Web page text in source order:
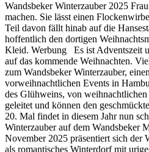
Wandsbeker Winterzauber 2025
machen. Sie lässt einen
Teil davon fällt hinab auf die
hoffentlich den dortigen
Kleid. Werbung Es ist Adventszeit
auf das kommende Weihnachten.
zum Wandsbeker Winterzauber,
vorweihnachtlichen Events in
des Glühweins, von
geleitet und können den
20. Mal findet in diesem Jahr nun
Winterzauber auf dem Wandsbeker
November 2025 präsentiert sich der
als romantisches Winterdorf mit